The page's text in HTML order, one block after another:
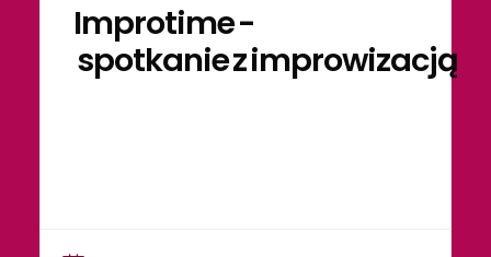
Improtime -
spotkanie z improwizacją